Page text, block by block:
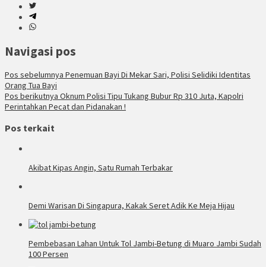
Navigasi pos
Pos sebelumnya Penemuan Bayi Di Mekar Sari, Polisi Selidiki Identitas
Orang Tua Bayi
Pos berikutnya Oknum Polisi Tipu Tukang Bubur Rp 310 Juta, Kapolri
Perintahkan Pecat dan Pidanakan !
Pos terkait
Akibat Kipas Angin, Satu Rumah Terbakar
Demi Warisan Di Singapura, Kakak Seret Adik Ke Meja Hijau
Pembebasan Lahan Untuk Tol Jambi-Betung di Muaro Jambi Sudah
100 Persen